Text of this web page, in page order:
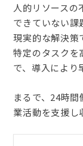
人的リソースの
できていない課
現実的な解決策
特定のタスクを
で、導入により
まるで、24時
業活動を支援し